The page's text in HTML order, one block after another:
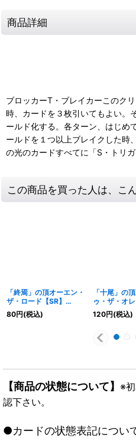
商品詳細
ブロッカーT・ブレイカーこのク
時、カードを３枚引いてもよい。
ールド化する。各ターン、はじめ
ールドを１つ以上ブレイクした時
の光のカードすべてに「S・トリガ
この商品を買った人は、こ
「終焉」の頂オーエン・
ザ・ロード【SR】
{23EX3TF3/TF10}
《光》
80円(税込)
「十尾」の
ゥ・ザ・オレ
《無》
120円(税込)
【商品の状態について】 ※
認下さい。
●カードの状態表記につい